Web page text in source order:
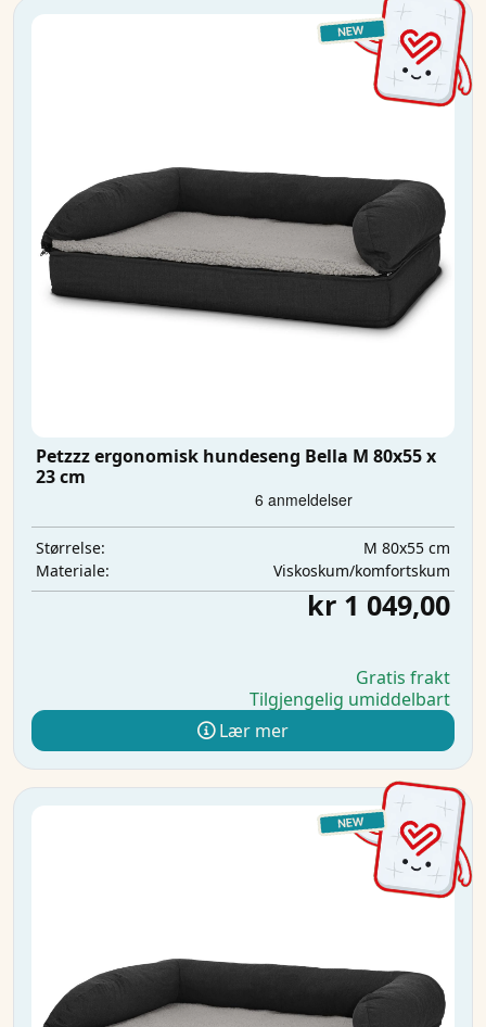
Petzzz ergonomisk hundeseng Bella M 80x55 x
23 cm
Størrelse:
M 80x55 cm
Materiale:
Viskoskum/komfortskum
kr 1 049,00
Gratis frakt
Tilgjengelig umiddelbart
Lær mer